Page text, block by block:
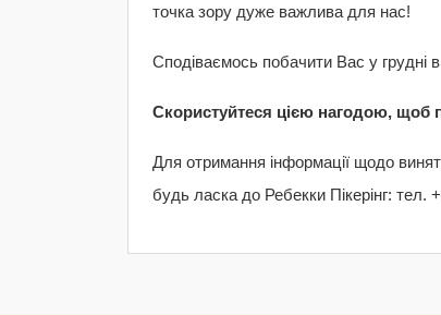
точка зору дуже важлива для нас!
Сподіваємось побачити Вас у грудні в
Скористуйтеся цією нагодою, щоб
Для отримання інформації щодо
будь ласка до Ребекки Пікерінг: